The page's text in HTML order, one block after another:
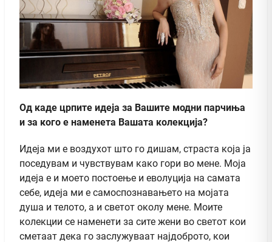
Од каде црпите идеја за Вашите модни парчиња
и за кого е наменета Вашата колекција?
Идеја ми е воздухот што го дишам, страста која ја
поседувам и чувствувам како гори во мене. Моја
идеја е и моето постоење и еволуција на самата
себе, идеја ми е самоспознавањето на мојата
душа и телото, а и светот околу мене. Моите
колекции се наменети за сите жени во светот кои
сметаат дека го заслужуваат најдоброто, кои